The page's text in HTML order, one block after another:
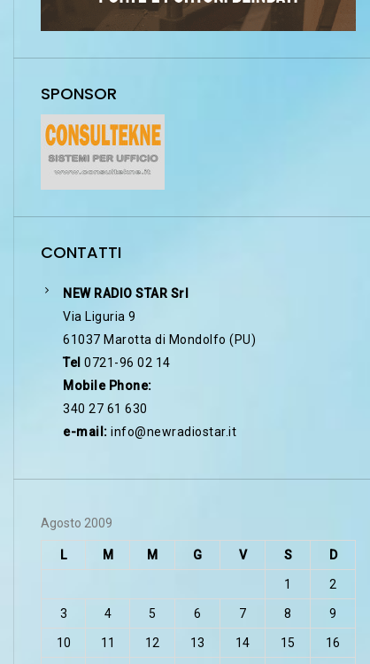
SPONSOR
CONTATTI
NEW RADIO STAR Srl
Via Liguria 9
61037 Marotta di Mondolfo (PU)
Tel 0721-96 02 14
Mobile Phone:
340 27 61 630
e-mail: info@newradiostar.it
Agosto 2009
L M M G V S D
1 2
3 4 5 6 7 8 9
10 11 12 13 14 15 16